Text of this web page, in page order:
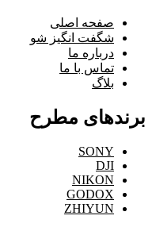
صفحه اصلی
شگفت انگیز شو
درباره ما
تماس با ما
بلاگ
برندهای مطرح
SONY
DJI
NIKON
GODOX
ZHIYUN